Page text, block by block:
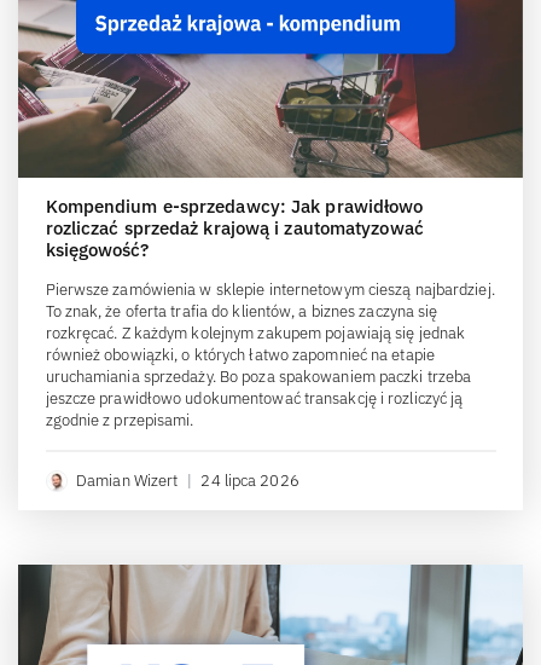
Kompendium e-sprzedawcy: Jak prawidłowo
rozliczać sprzedaż krajową i zautomatyzować
księgowość?
Pierwsze zamówienia w sklepie internetowym cieszą najbardziej.
To znak, że oferta trafia do klientów, a biznes zaczyna się
rozkręcać. Z każdym kolejnym zakupem pojawiają się jednak
również obowiązki, o których łatwo zapomnieć na etapie
uruchamiania sprzedaży. Bo poza spakowaniem paczki trzeba
jeszcze prawidłowo udokumentować transakcję i rozliczyć ją
zgodnie z przepisami.
Damian Wizert | 24 lipca 2026